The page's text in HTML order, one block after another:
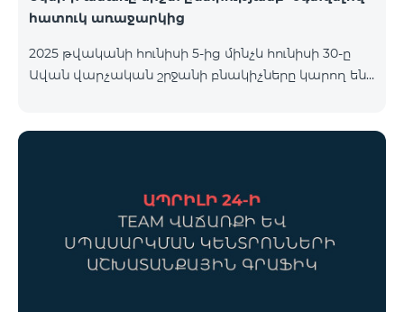
համար, 12 ամիս բաժանորդագրության դեպքում։
ներառումներին մանրամասն ծանոթանալու
համար կարող եք անցնել հետևյալ հղմամբ՝
է մինչև 1
հատուկ առաջարկից
2025 թվականի հունիսի 5-ից մինչև հունիսի 30-ը
Ավան վարչական շրջանի բնակիչները կարող են
50% զեղչ, Հաջորդ 6 ամիսների ընթացքում՝ 25%
ներառումներին մանրամասն ծանոթանալու
համար կարող եք անցնել հետևյալ հղմամբ՝